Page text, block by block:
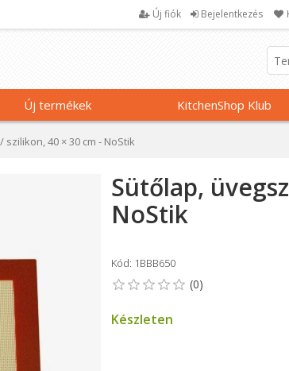
Új fiók Bejelentkezés
Új termékek KitchenShop Klub
40 × 30 cm - NoStik
Sütőlap,
NoStik
Kód: 1BBB650
Készleten